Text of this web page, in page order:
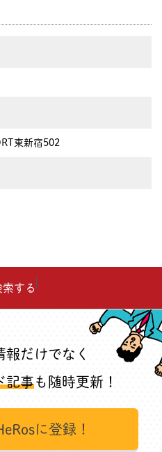
東新宿502
する
だけでなく
記事も随時更新！
に登録！